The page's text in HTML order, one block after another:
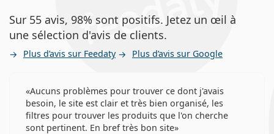
Sur 55 avis, 98% sont positifs. Jetez un œil à
une sélection d'avis de clients.
Plus d’avis sur Feedaty Plus d’avis sur Google
Aucuns problèmes pour trouver ce dont j'avais
besoin, le site est clair et très bien organisé, les
filtres pour trouver les produits que l'on cherche
sont pertinent. En bref très bon site